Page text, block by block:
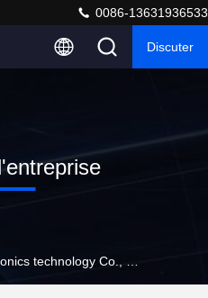
0086-13631936533
Discuter